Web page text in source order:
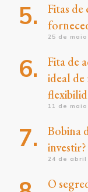
Fitas de
25 de
Fita de
ideal de
11 de
Bobina
24 de abril
O